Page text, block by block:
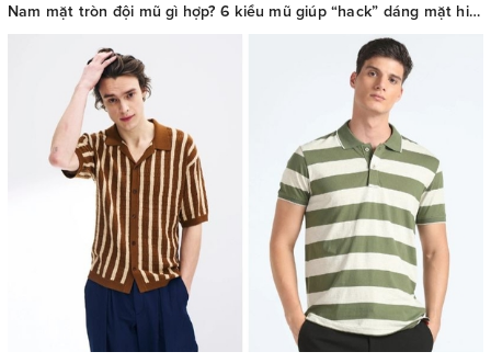
Nam mặt tròn đội mũ gì hợp? 6 kiểu mũ giúp “hack” dáng mặt hiệu quả